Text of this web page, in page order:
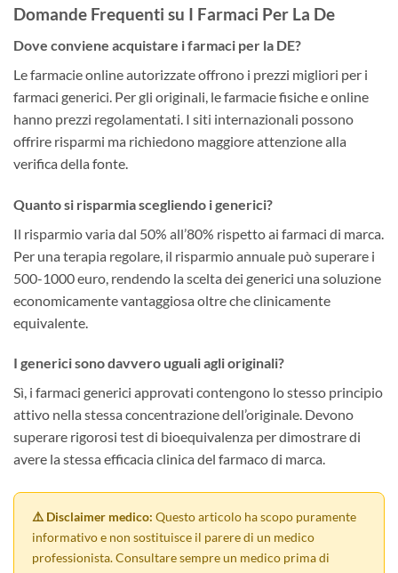
Domande Frequenti su I Farmaci Per La De
Dove conviene acquistare i farmaci per la DE?
Le farmacie online autorizzate offrono i prezzi migliori per i
farmaci generici. Per gli originali, le farmacie fisiche e online
hanno prezzi regolamentati. I siti internazionali possono
offrire risparmi ma richiedono maggiore attenzione alla
verifica della fonte.
Quanto si risparmia scegliendo i generici?
Il risparmio varia dal 50% all’80% rispetto ai farmaci di marca.
Per una terapia regolare, il risparmio annuale può superare i
500-1000 euro, rendendo la scelta dei generici una soluzione
economicamente vantaggiosa oltre che clinicamente
equivalente.
I generici sono davvero uguali agli originali?
Sì, i farmaci generici approvati contengono lo stesso principio
attivo nella stessa concentrazione dell’originale. Devono
superare rigorosi test di bioequivalenza per dimostrare di
avere la stessa efficacia clinica del farmaco di marca.
⚠️ Disclaimer medico: Questo articolo ha scopo puramente
informativo e non sostituisce il parere di un medico
professionista. Consultare sempre un medico prima di